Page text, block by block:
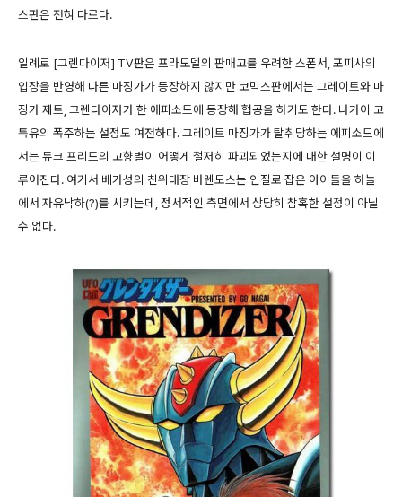
스판은 전혀 다르다.
일례로 [그렌다이저] TV판은 프라모델의 판매고를 우려한 스폰서, 포피사의
입장을 반영해 다른 마징가가 등장하지 않지만 코믹스판에서는 그레이트와 마
징가 제트, 그렌다이저가 한 에피소드에 등장해 협공을 하기도 한다. 나가이 고
특유의 폭주하는 설정도 여전하다. 그레이트 마징가가 탈취당하는 에피소드에
서는 듀크 프리드의 고향별이 어떻게 철저히 파괴되었는지에 대한 설명이 이
루어진다. 여기서 베가성의 친위대장 바렌도스는 인질로 잡은 아이들을 하늘
에서 자유낙하(?)를 시키는데, 정서적인 측면에서 상당히 참혹한 설정이 아닐
수 없다.